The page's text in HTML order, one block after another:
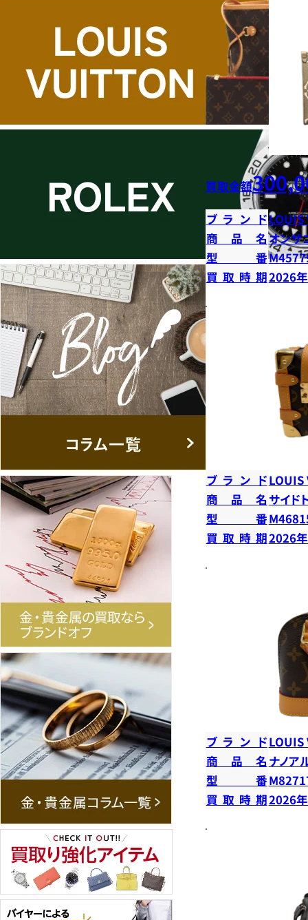
買取金額
ブランドLOUIS
商品名オンザ
型番
買取時期2026
ブランドLOUIS
商品名 サイド
型番
買取時期2026
ブランドLOUIS
商品名 ナノア
型番
買取時期2026